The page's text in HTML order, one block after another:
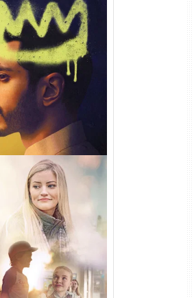
Torrent (2026) WEB-
1080p Dual Áudio
para Recordar
(2025) WEB-DL 1080p
Dual Áudio